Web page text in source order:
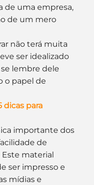
de uma empresa,
de um mero
não terá muita
ser idealizado
lembre dele
o papel de
dicas para
importante dos
de
Este material
ser impresso e
mídias e